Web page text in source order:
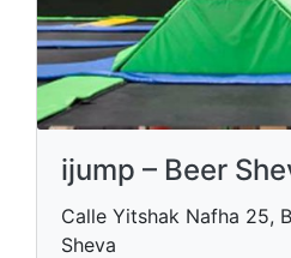
ijump – Beer
Calle Yitshak Nafha 25,
Sheva